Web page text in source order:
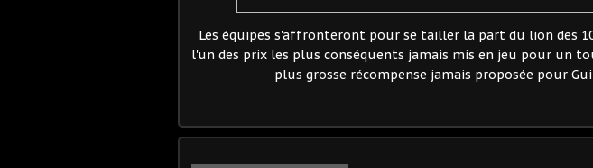
Les équipes s'affronteront pour se tailler la part du lion des
l'un des prix les plus conséquents jamais mis en jeu pour un
plus grosse récompense jamais proposée pour